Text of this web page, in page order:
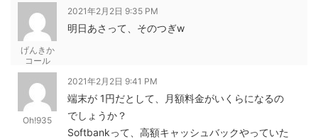
げんきか
コール
2021年2月2日 9:35 PM
明日あさって、そのつぎw
Oh!935
2021年2月2日 9:41 PM
端末が 1円だとして、月額料金がいくらになるの
でしょうか？
Softbankって、高額キャッシュバックやっていた